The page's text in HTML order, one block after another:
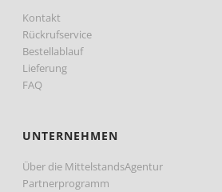
Kontakt
Rückrufservice
Bestellablauf
Lieferung
FAQ
UNTERNEHMEN
Über die MittelstandsAgentur
Partnerprogramm